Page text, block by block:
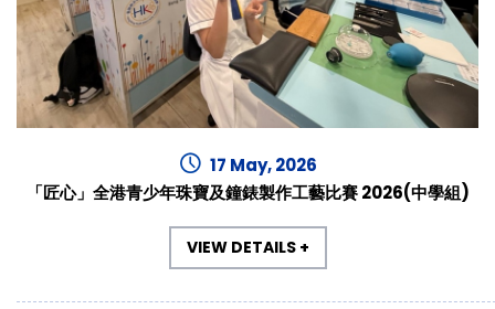
17 May, 2026
「匠心」全港青少年珠寶及鐘錶製作工藝比賽 2026(中學組)
VIEW DETAILS +